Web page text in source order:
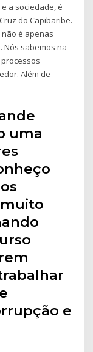
a sociedade, é
do Capibaribe.
não é apenas
Nós sabemos na
Além de
uma
e